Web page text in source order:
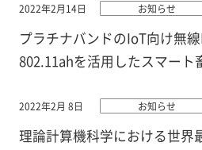
2022年2月14日 お知らせ
プラチナバンドのIoT向け無線
802.11ahを活用したスマート
2022年2月 8日 お知らせ
理論計算機科学における世界